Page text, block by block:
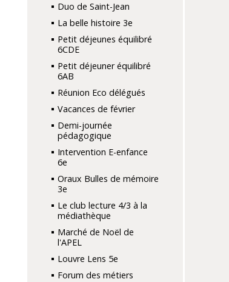
Duo de Saint-Jean
La belle histoire 3e
Petit déjeunes équilibré
6CDE
Petit déjeuner équilibré
6AB
Réunion Eco délégués
Vacances de février
Demi-journée
pédagogique
Intervention E-enfance
6e
Oraux Bulles de mémoire
3e
Le club lecture 4/3 à la
médiathèque
Marché de Noël de
l'APEL
Louvre Lens 5e
Forum des métiers